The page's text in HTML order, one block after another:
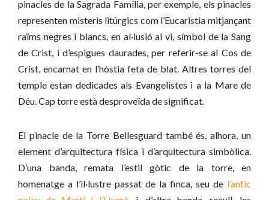
pinacles de la Sagrada Família, per exemple, els pinacles
representen misteris litúrgics com l’Eucaristia mitjançant
raïms negres i blancs, en al·lusió al vi, símbol de la Sang
de Crist, i d’espigues daurades, per referir-se al Cos de
Crist, encarnat en l’hòstia feta de blat. Altres torres del
temple estan dedicades als Evangelistes i a la Mare de
Déu. Cap torre està desproveïda de significat.
El pinacle de la Torre Bellesguard també és, alhora, un
element d’arquitectura física i d’arquitectura simbòlica.
D’una banda, remata l’estil gòtic de la torre, en
homenatge a l’il·lustre passat de la finca, seu de l’antic